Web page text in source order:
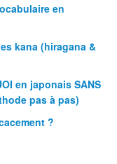
en
kana (hiragana &
en japonais SANS
pas à pas)
?